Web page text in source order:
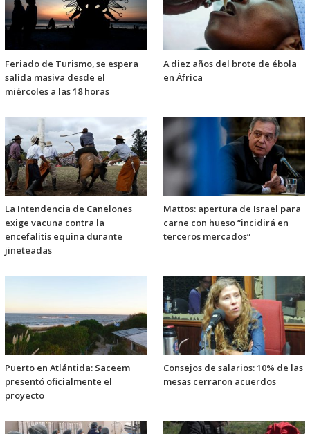
Feriado de Turismo, se espera
salida masiva desde el
miércoles a las 18 horas
A diez años del brote de ébola
en África
La Intendencia de Canelones
exige vacuna contra la
encefalitis equina durante
jineteadas
Mattos: apertura de Israel para
carne con hueso “incidirá en
terceros mercados”
Puerto en Atlántida: Saceem
presentó oficialmente el
proyecto
Consejos de salarios: 10% de las
mesas cerraron acuerdos